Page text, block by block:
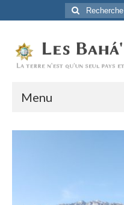
Rechercher
:
Menu
Accueil